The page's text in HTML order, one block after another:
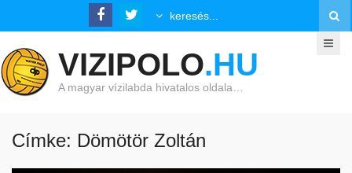
VIZIPOLO.HU
A magyar vízilabda hivatalos oldala…
Címke: Dömötör Zoltán